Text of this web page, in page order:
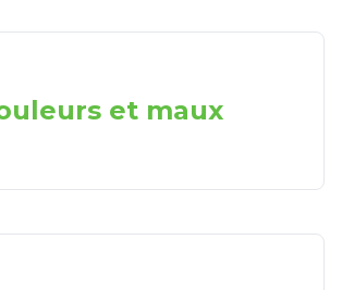
et maux